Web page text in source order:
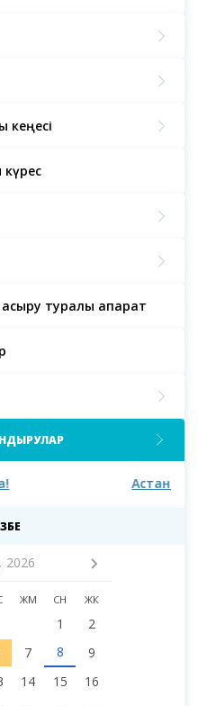
кеңесі
күрес
асыру туралы ақпарат
және қалалық
2026
1
2
7 8
9